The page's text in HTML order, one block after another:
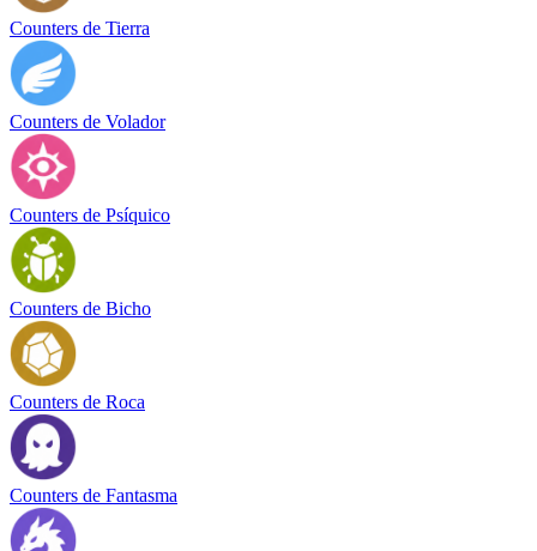
Counters de Tierra
Counters de Volador
Counters de Psíquico
Counters de Bicho
Counters de Roca
Counters de Fantasma